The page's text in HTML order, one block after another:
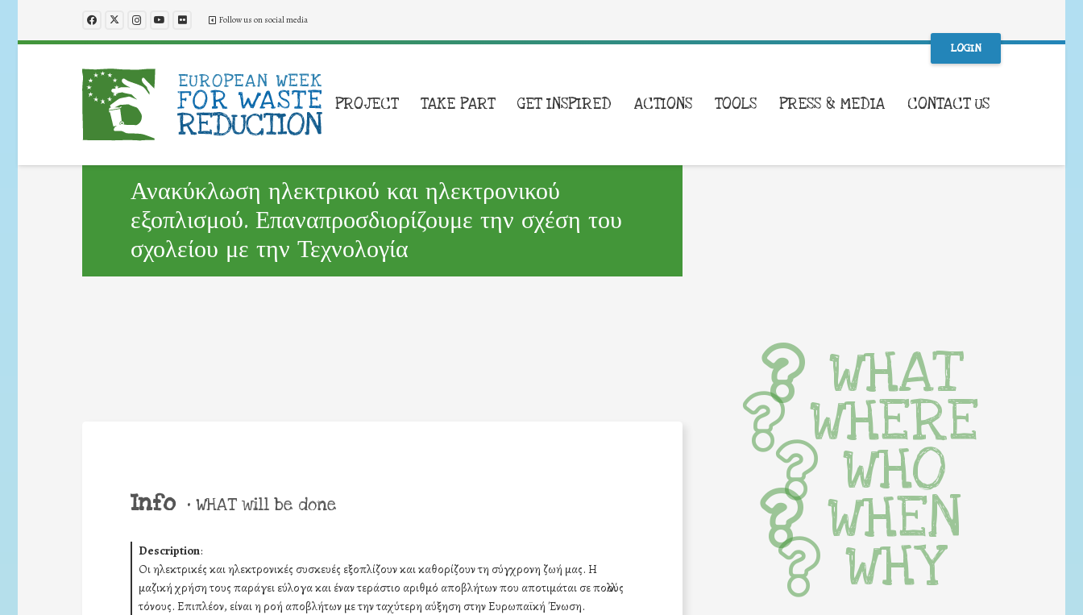
Follow us on social media
LOGIN
PROJECT TAKE PART GET INSPIRED ACTIONS TOOLS PRESS & MEDIA CONTACT US
Ανακύκλωση ηλεκτρικού και ηλεκτρονικού
εξοπλισμού. Επαναπροσδιορίζουμε την σχέση του
σχολείου με την Τεχνολογία
Info • WHAT will be done
Description:
Οι ηλεκτρικές και ηλεκτρονικές συσκευές εξοπλίζουν και καθορίζουν τη σύγχρονη ζωή μας. Η
μαζική χρήση τους παράγει εύλογα και έναν τεράστιο αριθμό αποβλήτων που αποτιμάται σε πολλούς
τόνους. Επιπλέον, είναι η ροή αποβλήτων με την ταχύτερη αύξηση στην Ευρωπαϊκή Ένωση.
WHAT
WHERE
WHO
WHEN
WHY